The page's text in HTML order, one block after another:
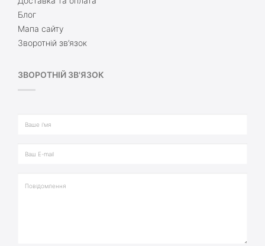
Блог
Мапа сайту
Зворотній зв’язок
ЗВОРОТНІЙ ЗВ'ЯЗОК